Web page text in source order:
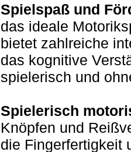
Spielspaß und
das ideale
bietet zahlreiche
das kognitive
spielerisch und
Spielerisch
Knöpfen und
die Fingerfertigkeit